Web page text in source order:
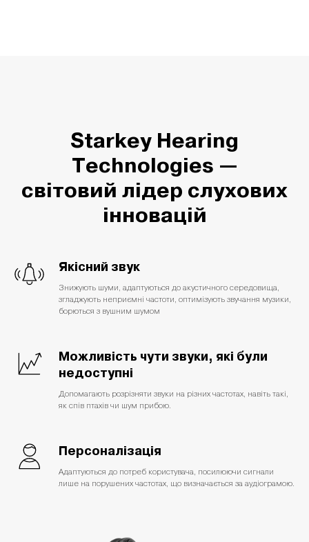
Starkey Hearing
Technologies —
світовий лідер слухових
інновацій
Якісний звук
Знижують шуми, адаптуються до акустичного середовища,
згладжують неприємні частоти, оптимізують звучання музики,
борються з вушним шумом
Можливість чути звуки, які були
недоступні
Допомагають розрізняти звуки на різних частотах, навіть такі,
як спів птахів чи шум прибою.
Персоналізація
Адаптуються до потреб користувача, посилюючи сигнали
лише на порушених частотах, що визначається за аудіограмою.